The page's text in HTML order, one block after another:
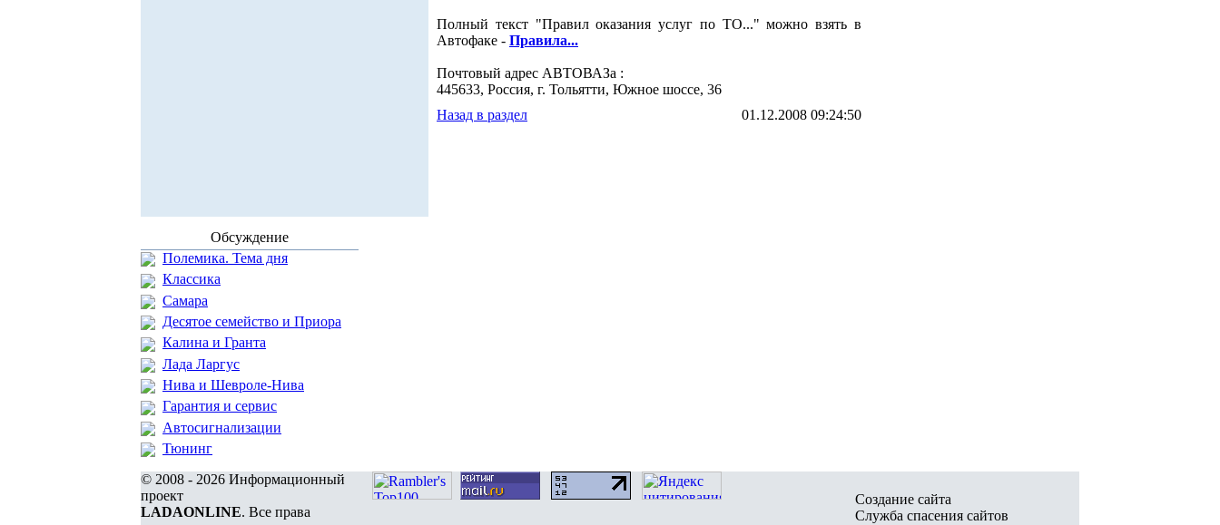
Обсуждение
Полемика. Тема дня
Классика
Самара
Десятое семейство и Приора
Калина и Гранта
Лада Ларгус
Нива и Шевроле-Нива
Гарантия и сервис
Автосигнализации
Тюнинг
Полный текст "Правил оказания услуг по ТО..." можно взять в
Автофаке - Правила...
Почтовый адрес АВТОВАЗа :
445633, Россия, г. Тольятти, Южное шоссе, 36
Назад в раздел
01.12.2008 09:24:50
© 2008 - 2026 Информационный
проект
LADAONLINE. Все права
Создание сайта
Служба спасения сайтов